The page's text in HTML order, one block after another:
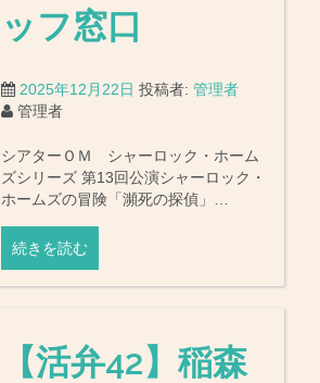
ッフ窓口
2025年12月22日 投稿者: 管理者
管理者
シアターＯＭ シャーロック・ホーム
ズシリーズ 第13回公演シャーロック・
ホームズの冒険「瀕死の探偵」…
続きを読む
【活弁42】稲森